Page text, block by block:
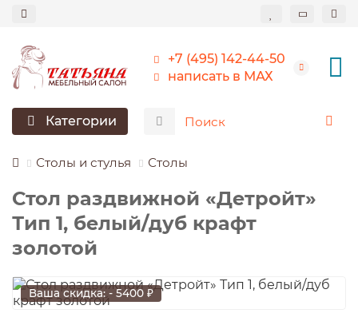
+7 (495) 142-44-50
написать в МАХ
Категории
Столы и стулья Столы
Стол раздвижной «Детройт»
Тип 1, белый/дуб крафт
золотой
Ваша скидка: - 5400 ₽